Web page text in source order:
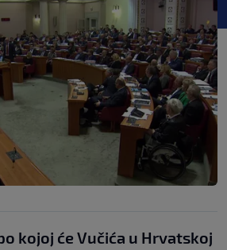
kojoj će Vučića u Hrvatskoj